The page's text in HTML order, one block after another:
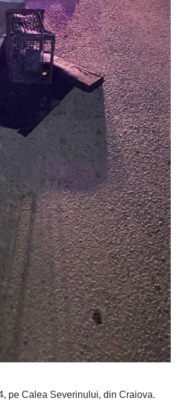
pe Calea Severinului, din Craiova.